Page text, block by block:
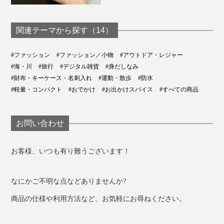
関連テーマから探す（14）
#ファッション #ファッション／小物
#アウトドア・レジャー
#海・川
#旅行 #デジタル雑貨
#身だしなみ
#財布・キーケース・名刺入れ
#運動・散歩
#防水
#軽量・コンパクト
#おでかけ #お出かけスパイス #すべての商品
お問い合わせ
お客様、いつも有り難うございます！
なにかご不明な点などありませんか?
商品の仕様や利用方法など、お気軽にお尋ねください。